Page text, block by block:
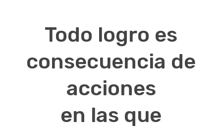
Todo logro es
consecuencia de
acciones
en las que